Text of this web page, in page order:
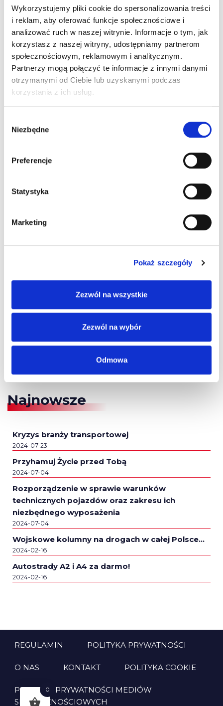
Wykorzystujemy pliki cookie do spersonalizowania treści
i reklam, aby oferować funkcje społecznościowe i
analizować ruch w naszej witrynie. Informacje o tym, jak
korzystasz z naszej witryny, udostępniamy partnerom
społecznościowym, reklamowym i analitycznym.
Partnerzy mogą połączyć te informacje z innymi danymi
otrzymanymi od Ciebie lub uzyskanymi podczas
korzystania z ich usług.
zgody
Niezbędne
Preferencje
Statystyka
Marketing
Pokaż szczegóły
Zezwól na wszystkie
Zezwól na wybór
Odmowa
Najnowsze
Kryzys branży transportowej
2024-07-23
Przyhamuj Życie przed Tobą
2024-07-04
Rozporządzenie w sprawie warunków
technicznych pojazdów oraz zakresu ich
niezbędnego wyposażenia
2024-07-04
Wojskowe kolumny na drogach w całej Polsce…
2024-02-16
Autostrady A2 i A4 za darmo!
2024-02-16
REGULAMIN POLITYKA PRYWATNOŚCI
O NAS KONTAKT POLITYKA COOKIE
POLITYKA PRYWATNOŚCI MEDIÓW
SPOŁECZNOŚCIOWYCH
0